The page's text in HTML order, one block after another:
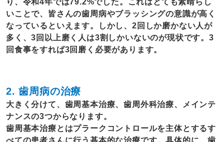
り、令和4年では79.2%でした。これはとても素晴らし
いことで、皆さんの歯周病やブラッシングの意識が高く
なっているといえます。しかし、2回しか磨かない人が
多く、3回以上磨く人は3割しかいないのが現状です。3
回食事をすれば3回磨く必要があります。
2. 歯周病の治療
大きく分けて、歯周基本治療、歯周外科治療、メインテ
ナンスの3つからなります。
歯周基本治療とはプラークコントロールを主体とするす